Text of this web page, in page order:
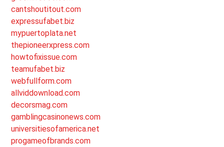
cantshoutitout.com
expressufabet.biz
mypuertoplata.net
thepioneerxpress.com
howtofixissue.com
teamufabet.biz
webfullform.com
allviddownload.com
decorsmag.com
gamblingcasinonews.com
universitiesofamerica.net
progameofbrands.com